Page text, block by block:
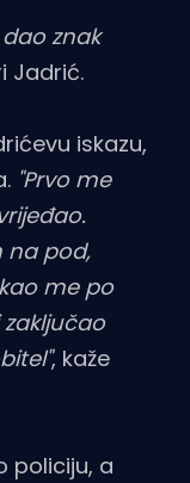
znak
Jadrić.
iskazu,
"Prvo me
na pod,
me po
, kaže
policiju, a